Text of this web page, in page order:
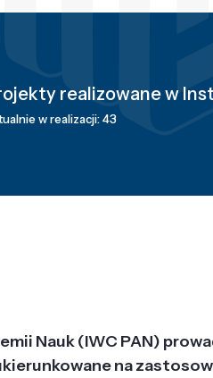
realizowane w
w realizacji: 43
Nauk (IWC PAN)
na